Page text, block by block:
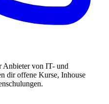
Anbieter von IT- und
dir offene Kurse, Inhouse